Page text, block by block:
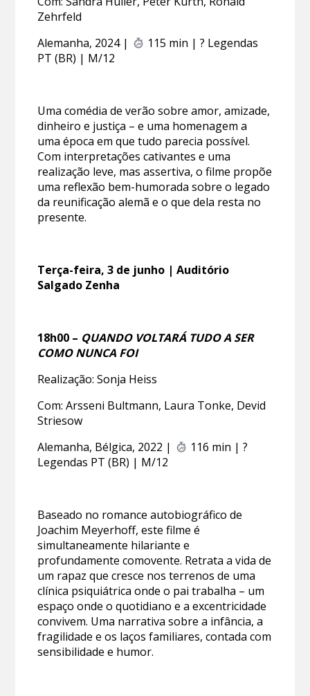
Zehrfeld
Alemanha, 2024 |
115 min | ? Legendas
PT (BR) | M/12
Uma comédia de verão sobre amor, amizade,
dinheiro e justiça – e uma homenagem a
uma época em que tudo parecia possível.
Com interpretações cativantes e uma
realização leve, mas assertiva, o filme propõe
uma reflexão bem-humorada sobre o legado
da reunificação alemã e o que dela resta no
presente.
Terça-feira, 3 de junho | Auditório
Salgado Zenha
18h00 – QUANDO VOLTARÁ TUDO A SER
COMO NUNCA FOI
Realização: Sonja Heiss
Com: Arsseni Bultmann, Laura Tonke, Devid
Striesow
Alemanha, Bélgica, 2022 |
116 min | ?
Legendas PT (BR) | M/12
Baseado no romance autobiográfico de
Joachim Meyerhoff, este filme é
simultaneamente hilariante e
profundamente comovente. Retrata a vida de
um rapaz que cresce nos terrenos de uma
clínica psiquiátrica onde o pai trabalha – um
espaço onde o quotidiano e a excentricidade
convivem. Uma narrativa sobre a infância, a
fragilidade e os laços familiares, contada com
sensibilidade e humor.